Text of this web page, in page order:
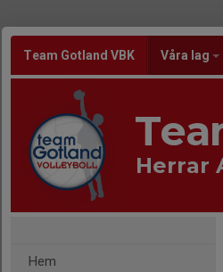
Team Gotland VBK Våra lag
Herrar
Hem